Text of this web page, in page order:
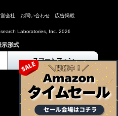
会社 お問い合わせ 広告掲載
Laboratories, Inc. 2026
示形式
スマートフォン